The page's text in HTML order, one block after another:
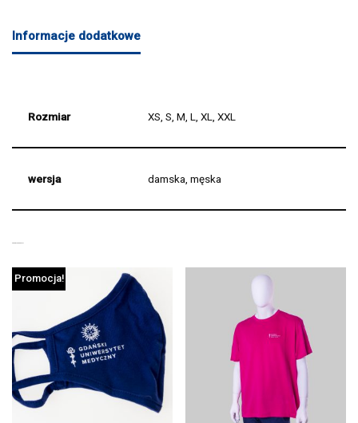
Informacje dodatkowe
Rozmiar XS, S, M, L, XL, XXL
wersja damska, męska
Promocja!